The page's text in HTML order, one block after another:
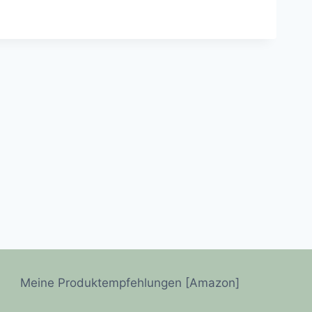
Meine Produktempfehlungen [Amazon]